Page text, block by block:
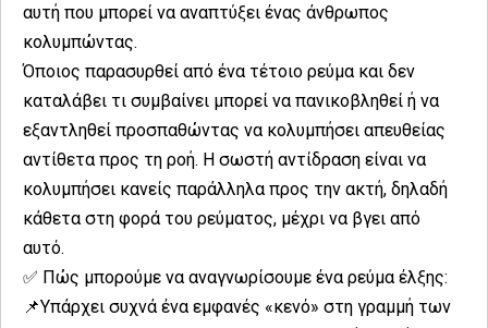
αυτή που μπορεί να αναπτύξει ένας άνθρωπος
κολυμπώντας.
Όποιος παρασυρθεί από ένα τέτοιο ρεύμα και δεν
καταλάβει τι συμβαίνει μπορεί να πανικοβληθεί ή να
εξαντληθεί προσπαθώντας να κολυμπήσει απευθείας
αντίθετα προς τη ροή. Η σωστή αντίδραση είναι να
κολυμπήσει κανείς παράλληλα προς την ακτή, δηλαδή
κάθετα στη φορά του ρεύματος, μέχρι να βγει από
αυτό.
✅ Πώς μπορούμε να αναγνωρίσουμε ένα ρεύμα έλξης:
📌Υπάρχει συχνά ένα εμφανές «κενό» στη γραμμή των